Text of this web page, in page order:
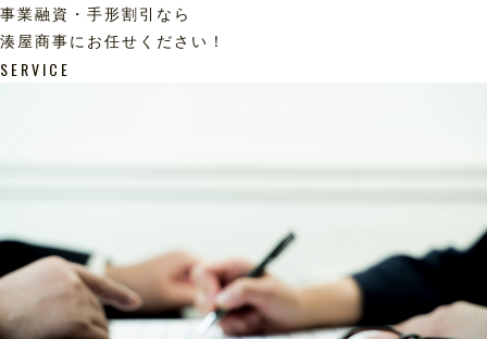
事業融資・手形割引なら
湊屋商事にお任せください！
SERVICE